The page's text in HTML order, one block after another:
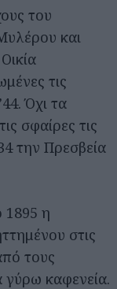
του
και
τις
Όχι τα
σφαίρες τις
την Πρεσβεία
1895 η
στις
τους
γύρω καφενεία.